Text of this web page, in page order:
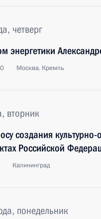
четверг
энергетики
Москва, Кремль
вторник
создания культурно-
Российской
Калининград
понедельник